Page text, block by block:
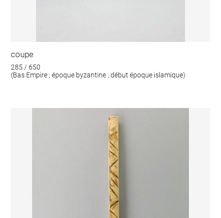
coupe
285 / 650
(Bas Empire ; époque byzantine ; début époque islamique)